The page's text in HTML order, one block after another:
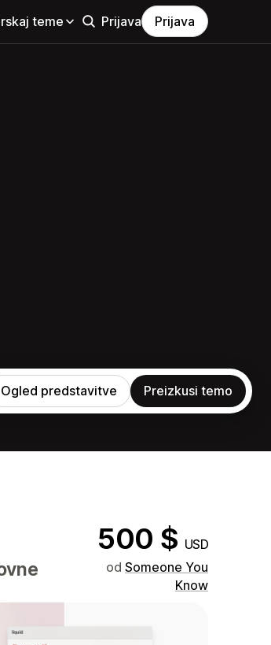
teme Prijava Prijava
Ogled predstavitve Preizkusi temo
500 $ USD
od Someone You
Know